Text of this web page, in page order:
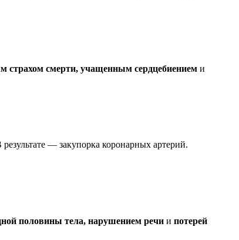
страхом смерти, учащенным сердцебиением и
— закупорка коронарных артерий.
половины тела, нарушением речи и потерей